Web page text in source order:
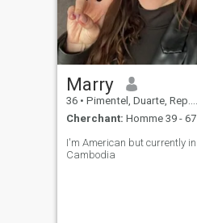
Marry
36 • Pimentel, Duarte, Rep.Dominicaine
Cherchant: Homme 39 - 67
I'm American but currently in
Cambodia